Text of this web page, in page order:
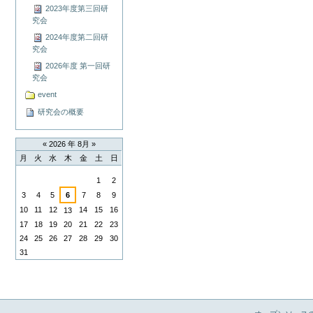
2023年度第三回研
究会
2024年度第二回研
究会
2026年度 第一回研
究会
event
研究会の概要
« 2026 年 8月»
月 火 水 木 金 土 日
1
2
3
4 5 6 7 8
9
10
11 12 13 14 15
16
17
18 19 20 21 22
23
24
25 26 27 28 29
30
31